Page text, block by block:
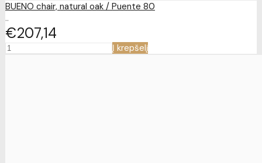
BUENO chair, natural oak / Puente 80
..
€20714
Į krepšelį